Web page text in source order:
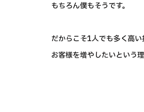
もちろん僕もそうです。
だからこそ1人でも多く高
お客様を増やしたいという